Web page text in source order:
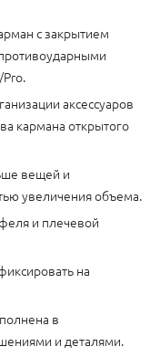
с закрытием
аксессуаров
кармана открытого
вещей и
увеличения объема.
и плечевой
на
в
и деталями.